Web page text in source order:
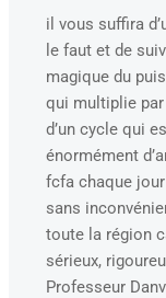
il vous suffira
le faut et de
magique du
qui multiplie
d’un cycle qui
énormément
fcfa chaque
sans
toute la région
sérieux,
Professeur